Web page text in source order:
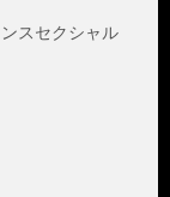
スセクシャル